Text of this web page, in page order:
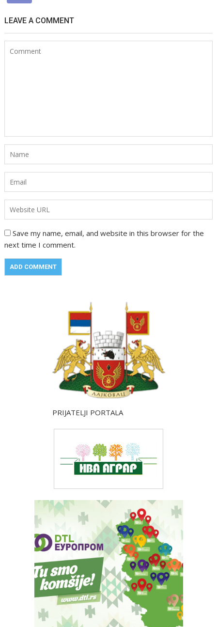
LEAVE A COMMENT
Save my name, email, and website in this browser for the
next time I comment.
PRIJATELJI PORTALA